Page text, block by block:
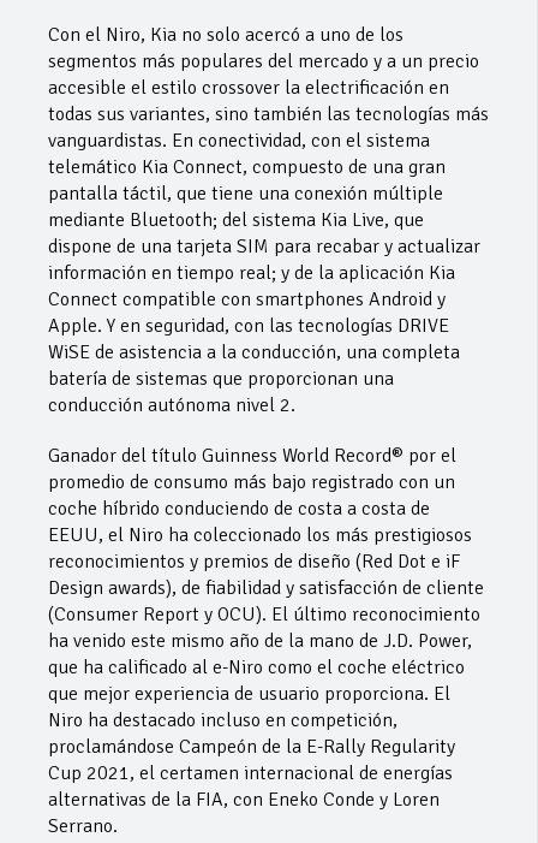
Con el Niro, Kia no solo acercó a uno de los
segmentos más populares del mercado y a un precio
accesible el estilo crossover la electrificación en
todas sus variantes, sino también las tecnologías más
vanguardistas. En conectividad, con el sistema
telemático Kia Connect, compuesto de una gran
pantalla táctil, que tiene una conexión múltiple
mediante Bluetooth; del sistema Kia Live, que
dispone de una tarjeta SIM para recabar y actualizar
información en tiempo real; y de la aplicación Kia
Connect compatible con smartphones Android y
Apple. Y en seguridad, con las tecnologías DRIVE
WiSE de asistencia a la conducción, una completa
batería de sistemas que proporcionan una
conducción autónoma nivel 2.
Ganador del título Guinness World Record® por el
promedio de consumo más bajo registrado con un
coche híbrido conduciendo de costa a costa de
EEUU, el Niro ha coleccionado los más prestigiosos
reconocimientos y premios de diseño (Red Dot e iF
Design awards), de fiabilidad y satisfacción de cliente
(Consumer Report y OCU). El último reconocimiento
ha venido este mismo año de la mano de J.D. Power,
que ha calificado al e-Niro como el coche eléctrico
que mejor experiencia de usuario proporciona. El
Niro ha destacado incluso en competición,
proclamándose Campeón de la E-Rally Regularity
Cup 2021, el certamen internacional de energías
alternativas de la FIA, con Eneko Conde y Loren
Serrano.